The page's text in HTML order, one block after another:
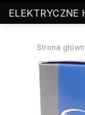
ELEKTRYCZNE
Strona